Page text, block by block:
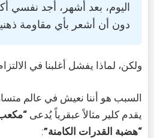
اليوم، بعد أشهر، أجد نفسي
دون أن أشعر بأي مقاومة
ولكن، لماذا يفشل أغلبنا في
السبب هو أننا نعيش في عالم متسارع
يقدم كلير مثالاً عبقرياً يُدعى “مكعب
“هضبة القدرات الكامنة”: